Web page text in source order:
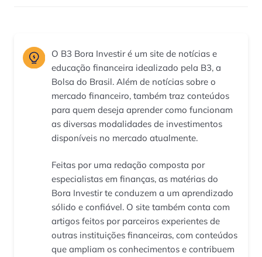
O B3 Bora Investir é um site de notícias e
educação financeira idealizado pela B3, a
Bolsa do Brasil. Além de notícias sobre o
mercado financeiro, também traz conteúdos
para quem deseja aprender como funcionam
as diversas modalidades de investimentos
disponíveis no mercado atualmente.
Feitas por uma redação composta por
especialistas em finanças, as matérias do
Bora Investir te conduzem a um aprendizado
sólido e confiável. O site também conta com
artigos feitos por parceiros experientes de
outras instituições financeiras, com conteúdos
que ampliam os conhecimentos e contribuem